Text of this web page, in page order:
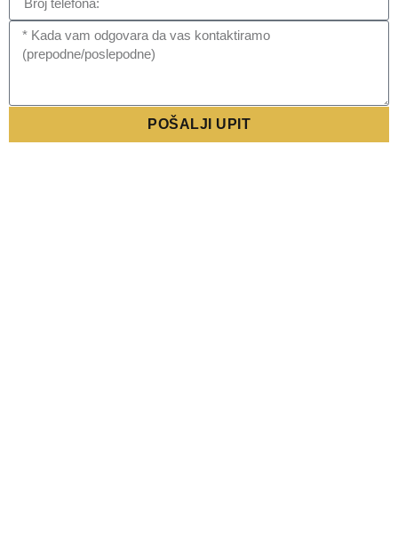
POŠALJI UPIT